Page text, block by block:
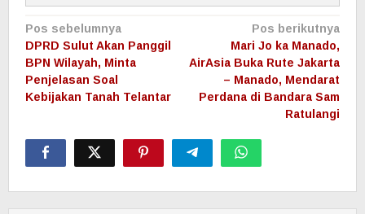
Navigasi
pos
Pos sebelumnya
DPRD Sulut Akan Panggil
BPN Wilayah, Minta
Penjelasan Soal
Kebijakan Tanah Telantar
Pos berikutnya
Mari Jo ka Manado,
AirAsia Buka Rute Jakarta
– Manado, Mendarat
Perdana di Bandara Sam
Ratulangi